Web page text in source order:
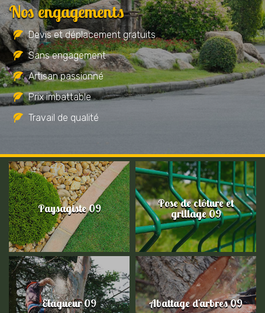
Nos engagements
Devis et déplacement gratuits
Sans engagement
Artisan passionné
Prix imbattable
Travail de qualité
Paysagiste 09 Pose de clôture et
grillage 09
Elagueur 09 Abattage d'arbres 09